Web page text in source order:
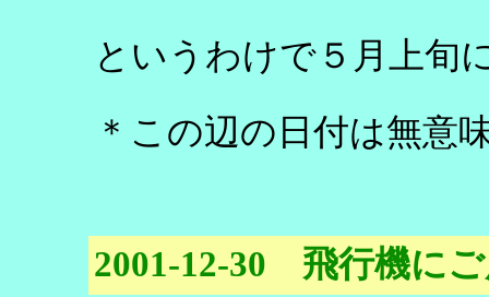
というわけで５月上旬
＊この辺の日付は無意
2001-12-30 飛行機に